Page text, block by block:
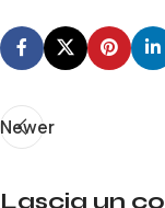
EMBED
Newer
Lascia un